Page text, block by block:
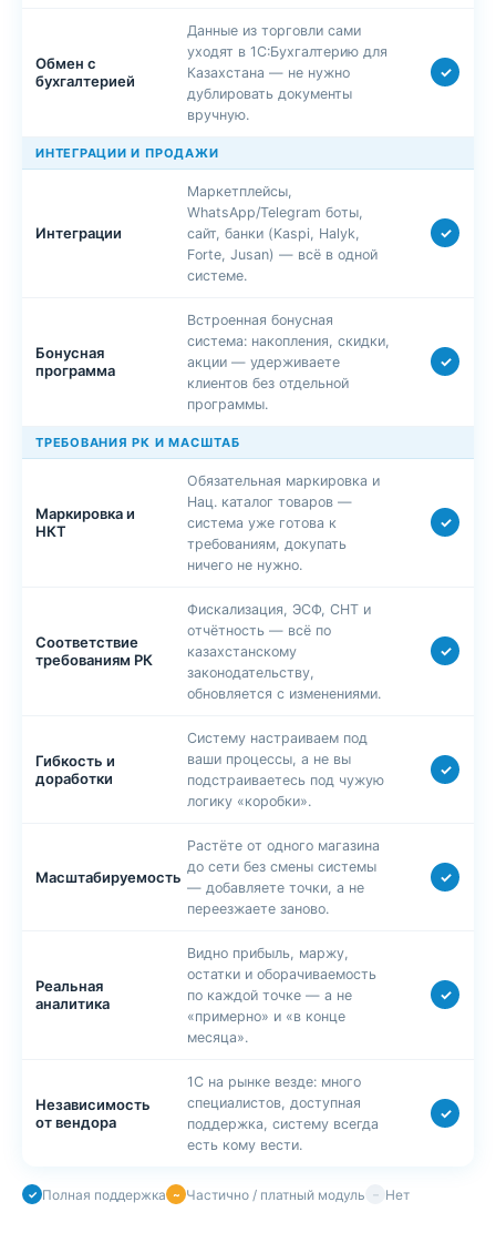
Обмен с
бухгалтерией
Данные из торговли сами
уходят в 1С:Бухгалтерию для
Казахстана — не нужно
дублировать документы
вручную.
✓
ИНТЕГРАЦИИ И ПРОДАЖИ
Интеграции
Маркетплейсы,
WhatsApp/Telegram боты,
сайт, банки (Kaspi, Halyk,
Forte, Jusan) — всё в одной
системе.
✓
Бонусная
программа
Встроенная бонусная
система: накопления, скидки,
акции — удерживаете
клиентов без отдельной
программы.
✓
ТРЕБОВАНИЯ РК И МАСШТАБ
Маркировка и
НКТ
Обязательная маркировка и
Нац. каталог товаров —
система уже готова к
требованиям, докупать
ничего не нужно.
✓
Соответствие
требованиям РК
Фискализация, ЭСФ, СНТ и
отчётность — всё по
казахстанскому
законодательству,
обновляется с изменениями.
✓
Гибкость и
доработки
Систему настраиваем под
ваши процессы, а не вы
подстраиваетесь под чужую
логику «коробки».
✓
Масштабируемость
Растёте от одного магазина
до сети без смены системы
— добавляете точки, а не
переезжаете заново.
✓
Реальная
аналитика
Видно прибыль, маржу,
остатки и оборачиваемость
по каждой точке — а не
«примерно» и «в конце
месяца».
✓
Независимость
от вендора
1С на рынке везде: много
специалистов, доступная
поддержка, систему всегда
есть кому вести.
✓
✓ Полная поддержка ~ Частично / платный модуль – Нет